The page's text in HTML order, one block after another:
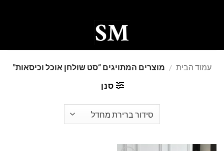
עמוד הבית / מוצרים המתויגים “סט שולחן אוכל וכיסאות”
סנן